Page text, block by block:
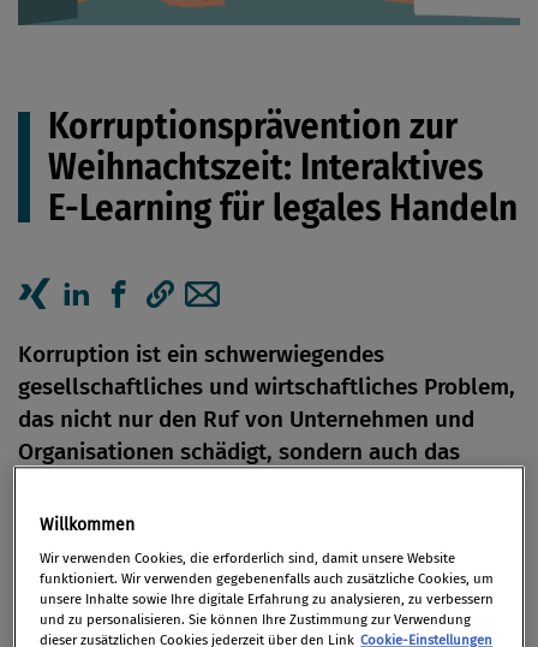
Korruptionsprävention zur
Weihnachtszeit: Interaktives
E-Learning für legales Handeln
Korruption ist ein schwerwiegendes
gesellschaftliches und wirtschaftliches Problem,
das nicht nur den Ruf von Unternehmen und
Organisationen schädigt, sondern auch das
18. November 2024
Willkommen
Wir verwenden Cookies, die erforderlich sind, damit unsere Website
funktioniert. Wir verwenden gegebenenfalls auch zusätzliche Cookies, um
unsere Inhalte sowie Ihre digitale Erfahrung zu analysieren, zu verbessern
und zu personalisieren. Sie können Ihre Zustimmung zur Verwendung
dieser zusätzlichen Cookies jederzeit über den Link Cookie-Einstellungen